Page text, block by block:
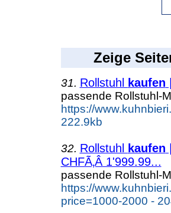
Zeige
31. Rollstuhl kaufen
passende Rollstuhl-
https://
222.9kb
32. Rollstuhl kaufen
CHFÃ‚Â 1'999.99...
passende Rollstuhl-
https://
price=1000-2000 -